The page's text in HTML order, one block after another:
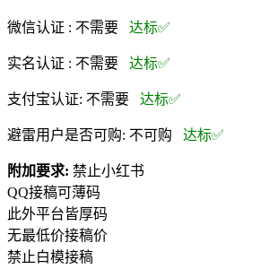
微信认证 : 不需要 达标✅
实名认证 : 不需要 达标✅
支付宝认证: 不需要 达标✅
避雷用户是否可购: 不可购 达标✅
附加要求: 禁止小红书
QQ接稿可薄码
此外平台皆厚码
无最低价接稿价
禁止白模接稿